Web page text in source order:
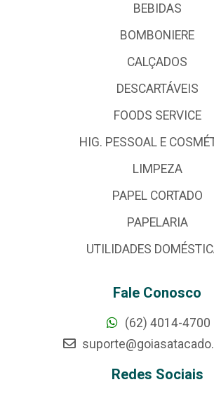
BEBIDAS
BOMBONIERE
CALÇADOS
DESCARTÁVEIS
FOODS SERVICE
HIG. PESSOAL E
LIMPEZA
PAPEL CORTADO
PAPELARIA
UTILIDADES
Fale Conosco
(62) 4014-4700
Redes Sociais